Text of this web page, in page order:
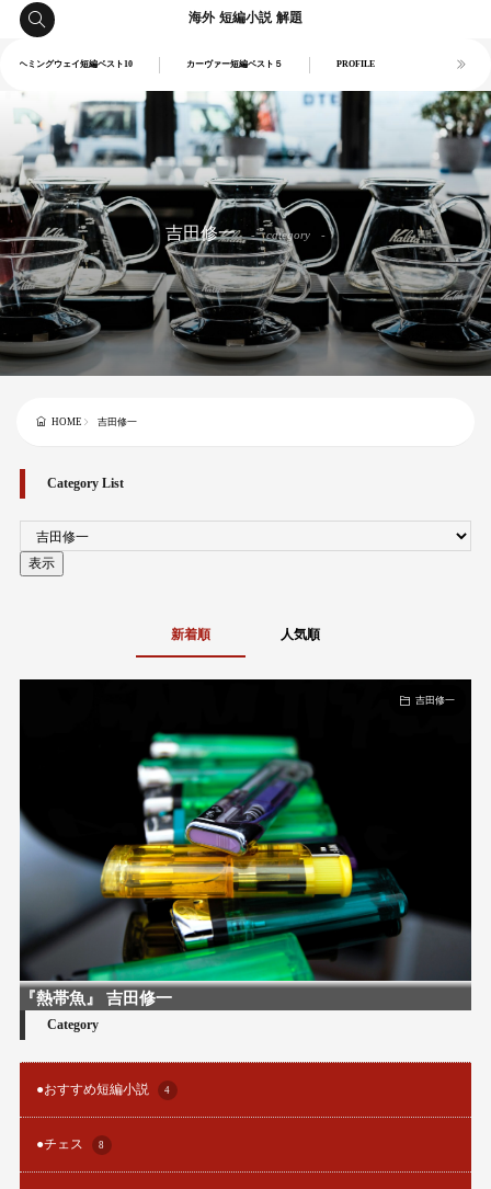
海外 短編小説 解題
ヘミングウェイ短編ベスト10 カーヴァー短編ベスト５ PROFILE
吉田修一 category
HOME 吉田修一
Category List
新着順 人気順
吉田修一
『熱帯魚』 吉田修一
Category
●おすすめ短編小説 4
●チェス 8